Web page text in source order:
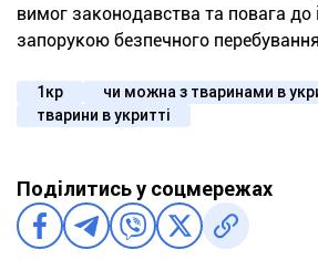
вимог законодавства та повага
запорукою безпечного
1кр
чи можна з тваринами в
тварини в укритті
Поділитись у соцмережах